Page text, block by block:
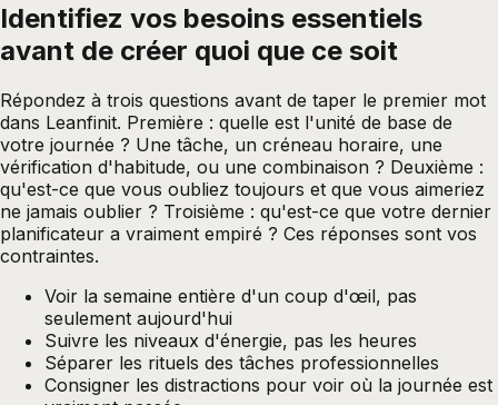
Identifiez vos besoins essentiels
avant de créer quoi que ce soit
Répondez à trois questions avant de taper le premier mot
dans Leanfinit. Première : quelle est l'unité de base de
votre journée ? Une tâche, un créneau horaire, une
vérification d'habitude, ou une combinaison ? Deuxième :
qu'est-ce que vous oubliez toujours et que vous aimeriez
ne jamais oublier ? Troisième : qu'est-ce que votre dernier
planificateur a vraiment empiré ? Ces réponses sont vos
contraintes.
Voir la semaine entière d'un coup d'œil, pas
seulement aujourd'hui
Suivre les niveaux d'énergie, pas les heures
Séparer les rituels des tâches professionnelles
Consigner les distractions pour voir où la journée est